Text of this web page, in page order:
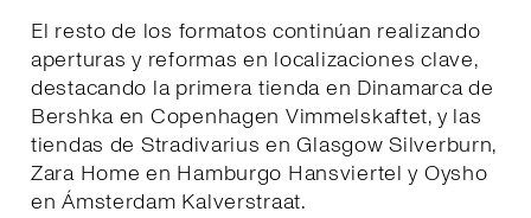
El resto de los formatos continúan realizando
aperturas y reformas en localizaciones clave,
destacando la primera tienda en Dinamarca de
Bershka en Copenhagen Vimmelskaftet, y las
tiendas de Stradivarius en Glasgow Silverburn,
Zara Home en Hamburgo Hansviertel y Oysho
en Ámsterdam Kalverstraat.